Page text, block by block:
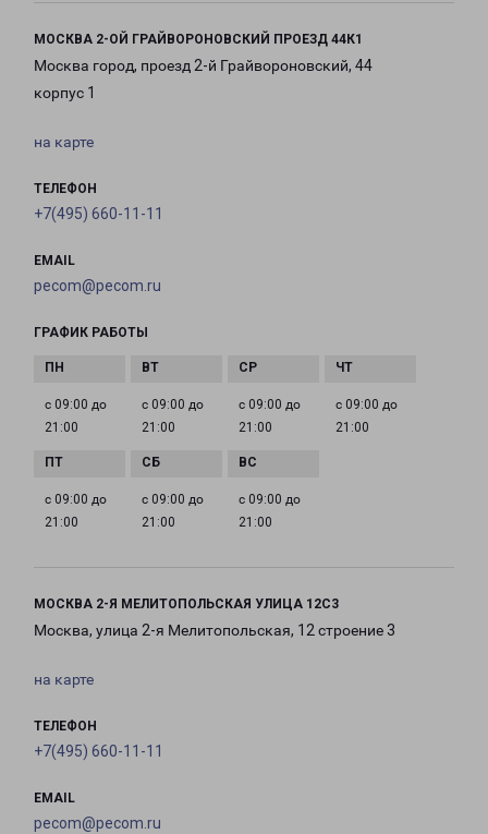
МОСКВА 2-ОЙ ГРАЙВОРОНОВСКИЙ ПРОЕЗД 44К1
Москва город, проезд 2-й Грайвороновский, 44
корпус 1
на карте
ТЕЛЕФОН
+7(495) 660-11-11
EMAIL
pecom@pecom.ru
ГРАФИК РАБОТЫ
с 09:00 до
21:00
с 09:00 до
21:00
с 09:00 до
21:00
с 09:00 до
21:00
с 09:00 до
21:00
с 09:00 до
21:00
с 09:00 до
21:00
МОСКВА 2-Я МЕЛИТОПОЛЬСКАЯ УЛИЦА 12С3
Москва, улица 2-я Мелитопольская, 12 строение 3
на карте
ТЕЛЕФОН
+7(495) 660-11-11
EMAIL
pecom@pecom.ru